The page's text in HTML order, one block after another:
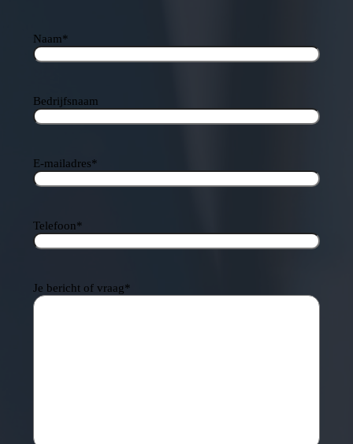
Naam*
Bedrijfsnaam
E-mailadres*
Telefoon*
Je bericht of vraag*